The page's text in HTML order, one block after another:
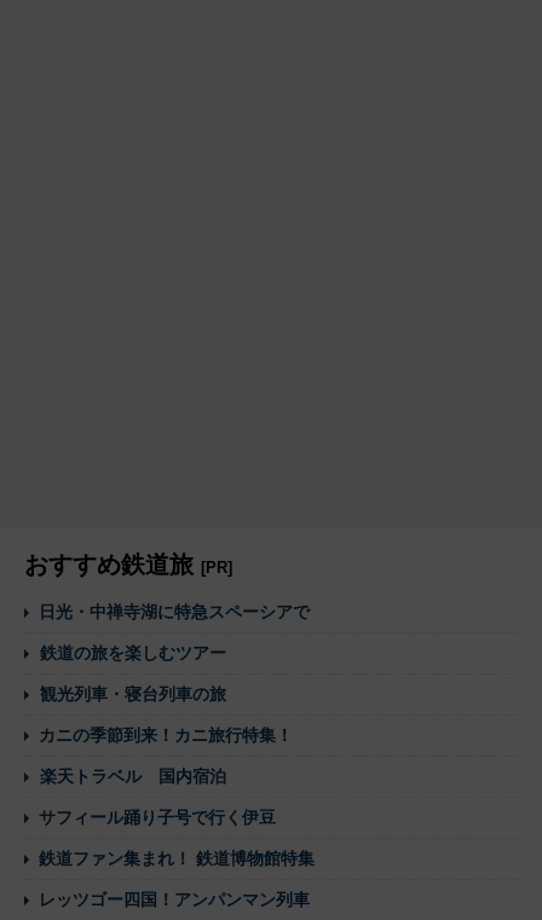
おすすめ鉄道旅 [PR]
日光・中禅寺湖に特急スペーシアで
鉄道の旅を楽しむツアー
観光列車・寝台列車の旅
カニの季節到来！カニ旅行特集！
楽天トラベル 国内宿泊
サフィール踊り子号で行く伊豆
鉄道ファン集まれ！ 鉄道博物館特集
レッツゴー四国！アンパンマン列車